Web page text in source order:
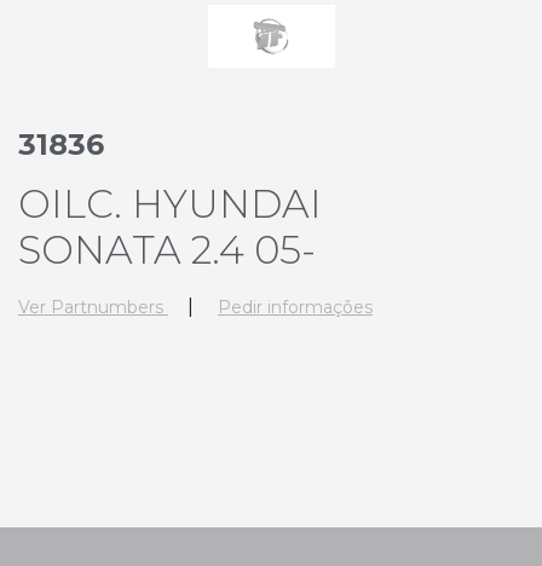
31836
OILC. HYUNDAI
SONATA 2.4 05-
Ver Partnumbers Pedir informações